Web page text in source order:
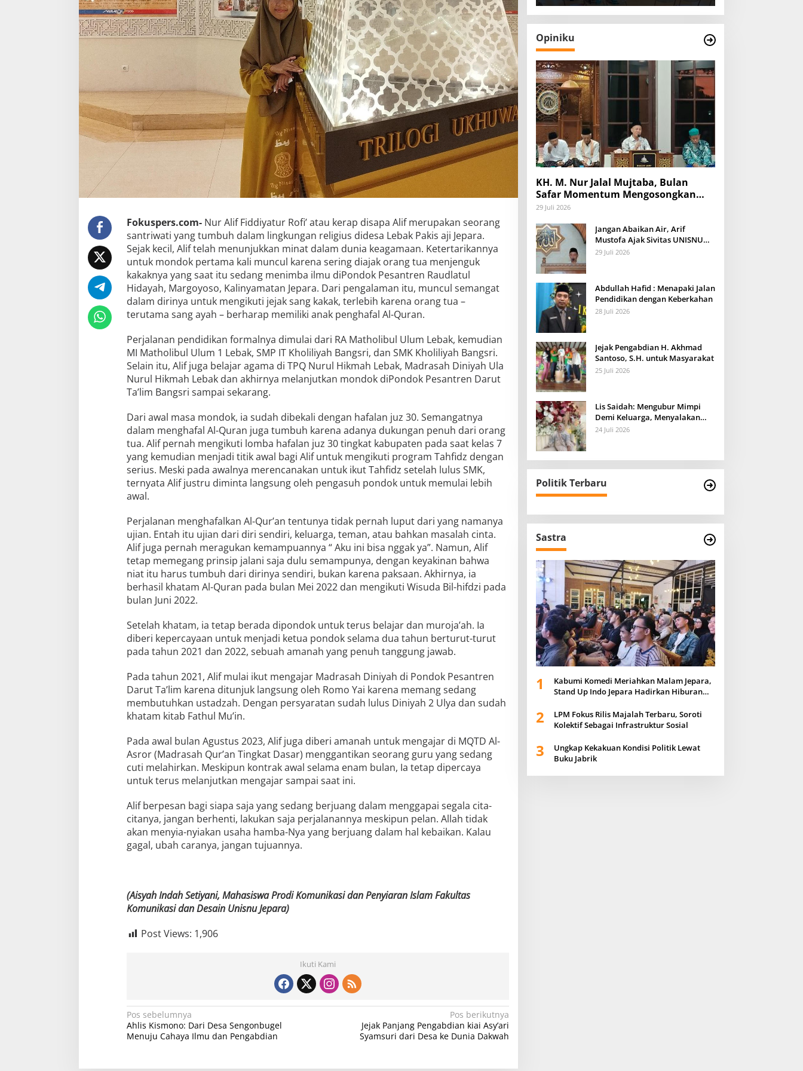
Fokuspers.com- Nur Alif Fiddiyatur Rofi’ atau kerap disapa Alif merupakan seorang
santriwati yang tumbuh dalam lingkungan religius didesa Lebak Pakis aji Jepara.
Sejak kecil, Alif telah menunjukkan minat dalam dunia keagamaan. Ketertarikannya
untuk mondok pertama kali muncul karena sering diajak orang tua menjenguk
kakaknya yang saat itu sedang menimba ilmu diPondok Pesantren Raudlatul
Hidayah, Margoyoso, Kalinyamatan Jepara. Dari pengalaman itu, muncul semangat
dalam dirinya untuk mengikuti jejak sang kakak, terlebih karena orang tua –
terutama sang ayah – berharap memiliki anak penghafal Al-Quran.
Perjalanan pendidikan formalnya dimulai dari RA Matholibul Ulum Lebak, kemudian
MI Matholibul Ulum 1 Lebak, SMP IT Kholiliyah Bangsri, dan SMK Kholiliyah Bangsri.
Selain itu, Alif juga belajar agama di TPQ Nurul Hikmah Lebak, Madrasah Diniyah Ula
Nurul Hikmah Lebak dan akhirnya melanjutkan mondok diPondok Pesantren Darut
Ta’lim Bangsri sampai sekarang.
Dari awal masa mondok, ia sudah dibekali dengan hafalan juz 30. Semangatnya
dalam menghafal Al-Quran juga tumbuh karena adanya dukungan penuh dari orang
tua. Alif pernah mengikuti lomba hafalan juz 30 tingkat kabupaten pada saat kelas 7
yang kemudian menjadi titik awal bagi Alif untuk mengikuti program Tahfidz dengan
serius. Meski pada awalnya merencanakan untuk ikut Tahfidz setelah lulus SMK,
ternyata Alif justru diminta langsung oleh pengasuh pondok untuk memulai lebih
awal.
Perjalanan menghafalkan Al-Qur’an tentunya tidak pernah luput dari yang namanya
ujian. Entah itu ujian dari diri sendiri, keluarga, teman, atau bahkan masalah cinta.
Alif juga pernah meragukan kemampuannya “ Aku ini bisa nggak ya”. Namun, Alif
tetap memegang prinsip jalani saja dulu semampunya, dengan keyakinan bahwa
niat itu harus tumbuh dari dirinya sendiri, bukan karena paksaan. Akhirnya, ia
berhasil khatam Al-Quran pada bulan Mei 2022 dan mengikuti Wisuda Bil-hifdzi pada
bulan Juni 2022.
Setelah khatam, ia tetap berada dipondok untuk terus belajar dan muroja’ah. Ia
diberi kepercayaan untuk menjadi ketua pondok selama dua tahun berturut-turut
pada tahun 2021 dan 2022, sebuah amanah yang penuh tanggung jawab.
Pada tahun 2021, Alif mulai ikut mengajar Madrasah Diniyah di Pondok Pesantren
Darut Ta’lim karena ditunjuk langsung oleh Romo Yai karena memang sedang
membutuhkan ustadzah. Dengan persyaratan sudah lulus Diniyah 2 Ulya dan sudah
khatam kitab Fathul Mu’in.
Pada awal bulan Agustus 2023, Alif juga diberi amanah untuk mengajar di MQTD Al-
Asror (Madrasah Qur’an Tingkat Dasar) menggantikan seorang guru yang sedang
cuti melahirkan. Meskipun kontrak awal selama enam bulan, Ia tetap dipercaya
untuk terus melanjutkan mengajar sampai saat ini.
Alif berpesan bagi siapa saja yang sedang berjuang dalam menggapai segala cita-
citanya, jangan berhenti, lakukan saja perjalanannya meskipun pelan. Allah tidak
akan menyia-nyiakan usaha hamba-Nya yang berjuang dalam hal kebaikan. Kalau
gagal, ubah caranya, jangan tujuannya.
(Aisyah Indah Setiyani, Mahasiswa Prodi Komunikasi dan Penyiaran Islam Fakultas
Komunikasi dan Desain Unisnu Jepara)
Post Views: 1,906
Ikuti Kami
N
a
Pos sebelumnya
Ahlis Kismono: Dari Desa Sengonbugel
Menuju Cahaya Ilmu dan Pengabdian
Pos berikutnya
Jejak Panjang Pengabdian kiai Asy’ari
Syamsuri dari Desa ke Dunia Dakwah
Opiniku
KH. M. Nur Jalal Mujtaba, Bulan
Safar Momentum Mengosongkan
Diri dari Keburukan dan Mengisinya
29 Juli 2026
Jangan Abaikan Air, Arif
Mustofa Ajak Sivitas UNISNU
Peduli Lingkungan
29 Juli 2026
Abdullah Hafid : Menapaki Jalan
Pendidikan dengan Keberkahan
28 Juli 2026
Jejak Pengabdian H. Akhmad
Santoso, S.H. untuk Masyarakat
25 Juli 2026
Lis Saidah: Mengubur Mimpi
Demi Keluarga, Menyalakan
Harapan untuk Anak-anaknya
24 Juli 2026
Politik Terbaru
Sastra
1
Kabumi Komedi Meriahkan Malam Jepara,
Stand Up Indo Jepara Hadirkan Hiburan
2
LPM Fokus Rilis Majalah Terbaru, Soroti
Kolektif Sebagai Infrastruktur Sosial
3
Ungkap Kekakuan Kondisi Politik Lewat
Buku Jabrik